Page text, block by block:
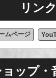
リン
ムページ
ョップ・